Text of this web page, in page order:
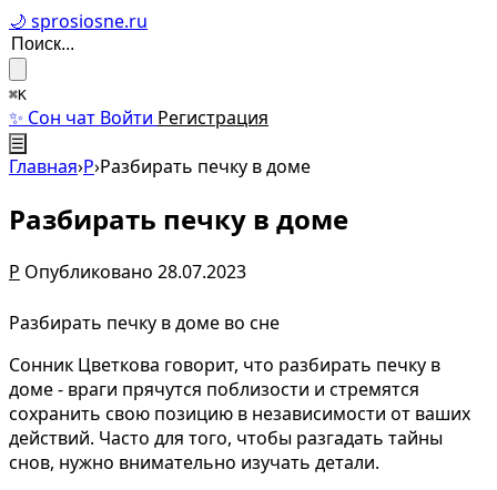
🌙 sprosiosne.ru
⌘K
✨ Сон чат Войти Регистрация
☰
Главная›Р›Разбирать печку в доме
Разбирать печку в доме
Р Опубликовано 28.07.2023
Разбирать печку в доме во сне
Сонник Цветкова говорит, что разбирать печку в
доме - враги прячутся поблизости и стремятся
сохранить свою позицию в независимости от ваших
действий. Часто для того, чтобы разгадать тайны
снов, нужно внимательно изучать детали.